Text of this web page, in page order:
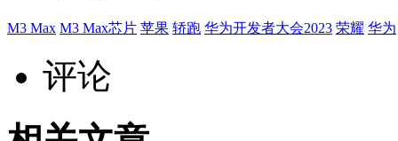
M3 Max M3 Max芯片 苹果 轿跑 华为开发者大会2023 荣耀 华为
评论